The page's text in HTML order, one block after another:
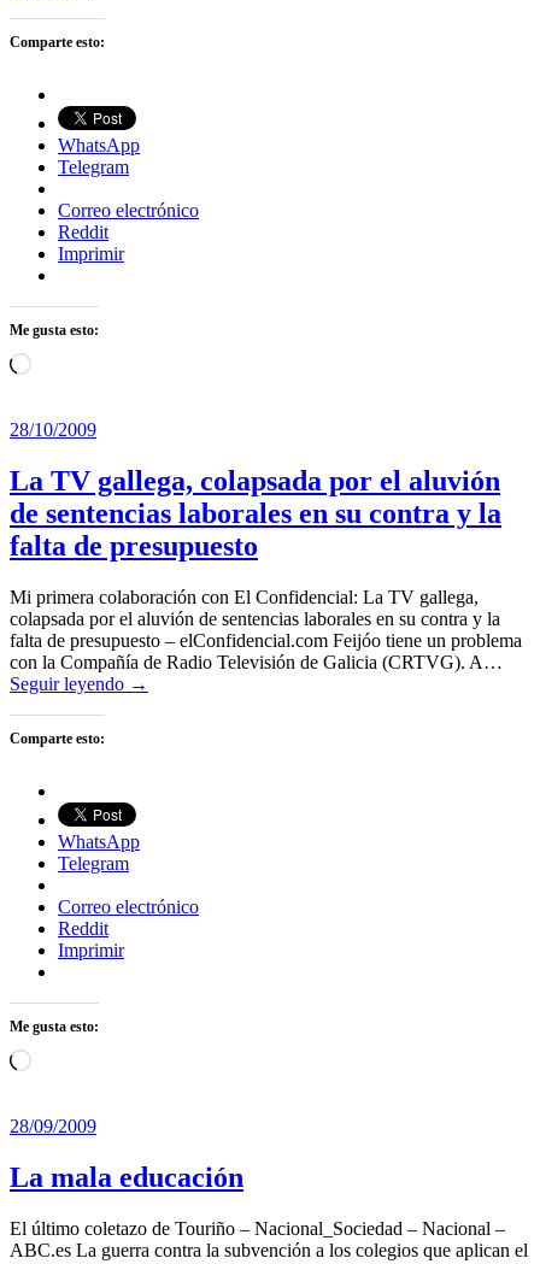
Comparte esto:
WhatsApp
Telegram
Correo electrónico
Reddit
Imprimir
Me gusta esto:
Cargando...
28/10/2009
La TV gallega, colapsada por el aluvión
de sentencias laborales en su contra y la
falta de presupuesto
Mi primera colaboración con El Confidencial: La TV gallega,
colapsada por el aluvión de sentencias laborales en su contra y la
falta de presupuesto – elConfidencial.com Feijóo tiene un problema
con la Compañía de Radio Televisión de Galicia (CRTVG). A…
Seguir leyendo →
Comparte esto:
WhatsApp
Telegram
Correo electrónico
Reddit
Imprimir
Me gusta esto:
Cargando...
28/09/2009
La mala educación
El último coletazo de Touriño – Nacional_Sociedad – Nacional –
ABC.es La guerra contra la subvención a los colegios que aplican el